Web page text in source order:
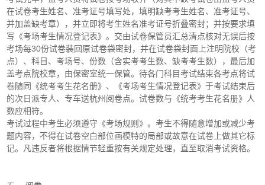
在试卷考生姓名、准考证号填写处，填明缺考考生姓名、准考证号、
并加盖缺考章），并立即将考生姓名准考证号折叠密封；并按要求填
写《考场考生情况登记表》。交由试卷保管员汇总清点核对无误后按
考场每30份试卷装回原试卷袋密封，并在试卷袋封面上注明院校（考
点）、科目、考场号、份数（含实考考生数、缺考考生数），最后加
盖考点院校章，由保密室统一保管。待各门科目考试结束各考点将试
卷随同《统考考生花名册》、《考场考生情况登记表》于考试结束后
的次日派专人、专车送杭州阅卷点。试卷数与《统考考生花名册》人
数应相符。
考试过程中考生必须遵守《考场规则》。考生不得随意增加或减少考
题内容，不得在试卷空白部位画模特的局部或故意在试卷上做其它标
记。凡违反者将根据情节轻重按有关规定处理，直至取消考试资格。